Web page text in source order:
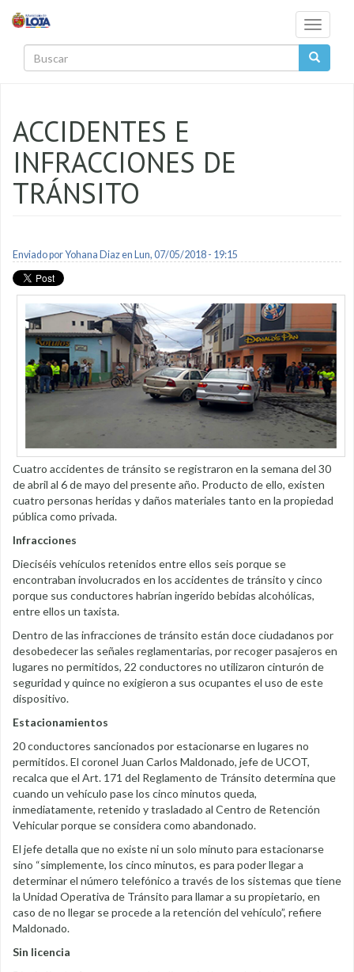
Toggle
ACCIDENTES E
INFRACCIONES DE
TRÁNSITO
Enviado porYohana Diazen Lun, 07/05/2018 - 19:15
Cuatro accidentes de tránsito se registraron en la semana del 30
de abril al 6 de mayo del presente año. Producto de ello, existen
cuatro personas heridas y daños materiales tanto en la propiedad
pública como privada.
Infracciones
Dieciséis vehículos retenidos entre ellos seis porque se
encontraban involucrados en los accidentes de tránsito y cinco
porque sus conductores habrían ingerido bebidas alcohólicas,
entre ellos un taxista.
Dentro de las infracciones de tránsito están doce ciudadanos por
desobedecer las señales reglamentarias, por recoger pasajeros en
lugares no permitidos, 22 conductores no utilizaron cinturón de
seguridad y quince no exigieron a sus ocupantes el uso de este
dispositivo.
Estacionamientos
20 conductores sancionados por estacionarse en lugares no
permitidos. El coronel Juan Carlos Maldonado, jefe de UCOT,
recalca que el Art. 171 del Reglamento de Tránsito determina que
cuando un vehículo pase los cinco minutos queda,
inmediatamente, retenido y trasladado al Centro de Retención
Vehicular porque se considera como abandonado.
El jefe detalla que no existe ni un solo minuto para estacionarse
sino “simplemente, los cinco minutos, es para poder llegar a
determinar el número telefónico a través de los sistemas que tiene
la Unidad Operativa de Tránsito para llamar a su propietario, en
caso de no llegar se procede a la retención del vehículo”, refiere
Maldonado.
Sin licencia